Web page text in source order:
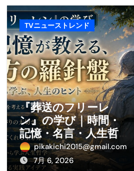
とめ】#アーモンド #ダイエッ
んならどちらを選びますか？
性ホルモンと男性ホルモン
を築く――そのすべての起点とな
ゲーミングPC・高性能BTOを最安
で完成する「究極のスマホ防衛
TVニューストレンド
『葬送のフリーレ
ン』の学び｜時間・
記憶・名言・人生哲
学から読み解く生き
方
pikakichi2015@gmail.com
7月 6, 2026